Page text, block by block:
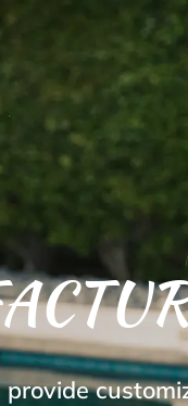
provide